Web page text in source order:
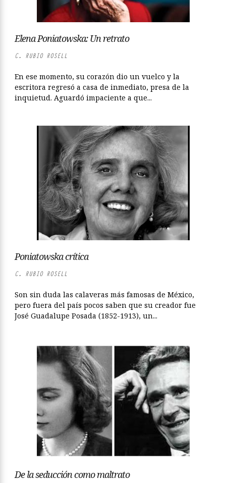
Elena Poniatowska: Un retrato
C. RUBIO ROSELL
En ese momento, su corazón dio un vuelco y la
escritora regresó a casa de inmediato, presa de la
inquietud. Aguardó impaciente a que...
Poniatowska crítica
C. RUBIO ROSELL
Son sin duda las calaveras más famosas de México,
pero fuera del país pocos saben que su creador fue
José Guadalupe Posada (1852-1913), un...
De la seducción como maltrato